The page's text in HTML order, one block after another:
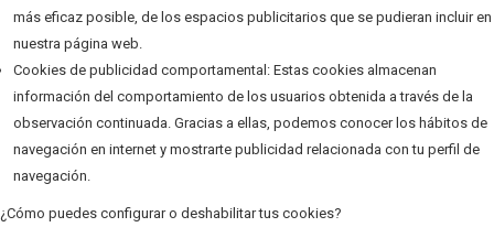
más eficaz posible, de los espacios publicitarios que se pudieran incluir en
nuestra página web.
Cookies de publicidad comportamental: Estas cookies almacenan
información del comportamiento de los usuarios obtenida a través de la
observación continuada. Gracias a ellas, podemos conocer los hábitos de
navegación en internet y mostrarte publicidad relacionada con tu perfil de
navegación.
¿Cómo puedes configurar o deshabilitar tus cookies?